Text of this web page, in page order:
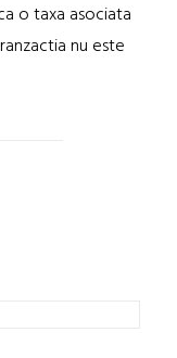
o taxa asociata
nu este